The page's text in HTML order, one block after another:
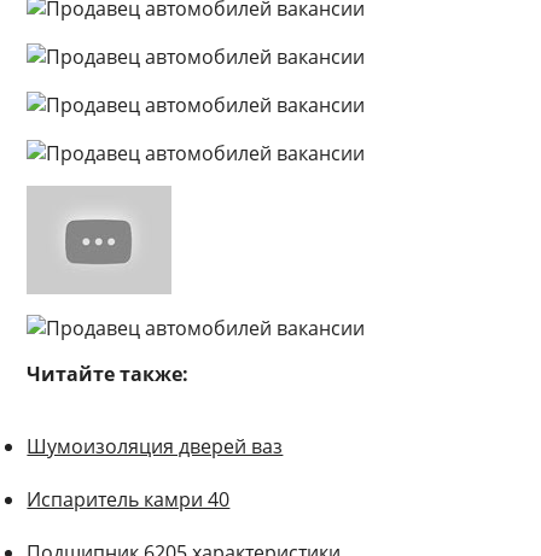
Читайте также:
Шумоизоляция дверей ваз
Испаритель камри 40